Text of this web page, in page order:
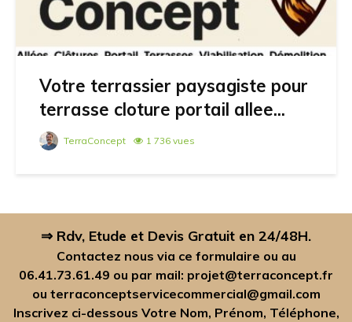
Votre terrassier paysagiste pour
terrasse cloture portail allee...
TerraConcept 1 736 vues
⇒ Rdv, Etude et Devis Gratuit en 24/48H.
Contactez nous via ce formulaire ou au
06.41.73.61.49 ou par mail: projet@terraconcept.fr
ou terraconceptservicecommercial@gmail.com
Inscrivez ci-dessous Votre Nom, Prénom, Téléphone,